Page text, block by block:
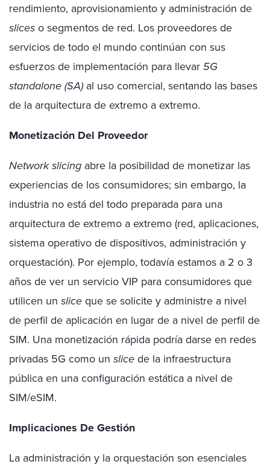
rendimiento, aprovisionamiento y administración de
sliceso segmentos de red. Los proveedores de
servicios de todo el mundo continúan con sus
esfuerzos de implementación para llevar5G
standalone (SA) al uso comercial, sentando las bases
de la arquitectura de extremo a extremo.
Monetización Del Proveedor
Network slicing abre la posibilidad de monetizar las
experiencias de los consumidores; sin embargo, la
industria no está del todo preparada para una
arquitectura de extremo a extremo (red, aplicaciones,
sistema operativo de dispositivos, administración y
orquestación). Por ejemplo, todavía estamos a 2 o 3
años de ver un servicio VIP para consumidores que
utilicen un sliceque se solicite y administre a nivel
de perfil de aplicación en lugar de a nivel de perfil de
SIM. Una monetización rápida podría darse en redes
privadas 5G como un slicede la infraestructura
pública en una configuración estática a nivel de
SIM/eSIM.
Implicaciones De Gestión
La administración y la orquestación son esenciales